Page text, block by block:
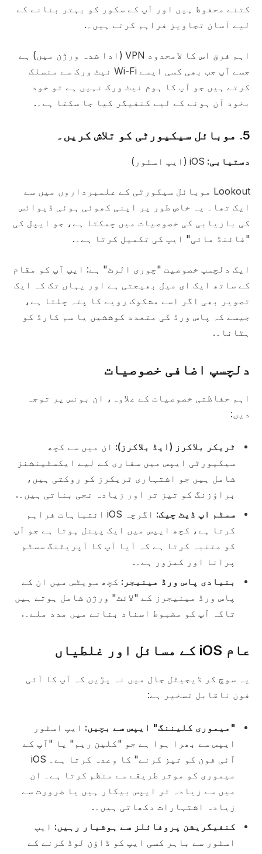
کتنے محفوظ ہیں اور آپ کے سکور کو بہتر بنانے کے
لیے آسان تجاویز فراہم کرتے ہیں۔.
اہم فرق اس کا لامحدود VPN (ادا شدہ ورژن میں) ہے
جسے آپ جب بھی کسی ایسے Wi-Fi نیٹ ورک سے منسلک
کرتے ہیں جو آپ کا ہوم نیٹ ورک نہیں ہے تو خود
بخود آن ہونے کے لیے کنفیگر کیا جا سکتا ہے۔.
5. موبائل سیکیورٹی کو تلاش کریں۔
دستیابی:
Lookout موبائل سیکورٹی کے علمبرداروں میں سے
ایک تھا۔ یہ خاص طور پر اپنی کھوئی ہوئی ڈیوائس
کی بازیابی کی خصوصیات میں چمکتا ہے، جو ایپل کی
"فائنڈ مائی" ایپ کی تکمیل کرتا ہے۔.
ایک دلچسپ خصوصیت "چوری الرٹ" ہے: ایپ آپ کو مقام
کے ساتھ ایک ای میل بھیجتی ہے اور یہاں تک کہ ایک
تصویر بھی اگر اسے مشکوک رویے کا پتہ چلتا ہے،
جیسے کہ پاس ورڈ کی متعدد کوششیں یا سم کارڈ کو
ہٹانا۔.
دلچسپ اضافی خصوصیات
اہم حفاظتی خصوصیات کے علاوہ، ان بونس پر توجہ
دیں:
ٹریکر بلاکرز (ایڈ بلاکرز): ان میں سے کچھ
سیکیورٹی ایپس میں سفاری کے لیے ایکسٹینشنز
شامل ہیں جو اشتہاری ٹریکرز کو روکتی ہیں،
براؤزنگ کو تیز تر اور زیادہ نجی بناتی ہیں۔.
سسٹم اپ ڈیٹ چیک:
اگرچہ iOS انتباہات فراہم
کرتا ہے، کچھ ایپس میں ایک پینل ہوتا ہے جو آپ
کو متنبہ کرتا ہے کہ آیا آپ کا آپریٹنگ سسٹم
پرانا اور کمزور ہے۔.
بنیادی پاس ورڈ مینیجر: کچھ سویٹس میں ان کے
پاس ورڈ مینیجرز کے "لائٹ" ورژن شامل ہوتے ہیں
تاکہ آپ کو مضبوط اسناد بنانے میں مدد ملے۔.
عام iOS کے مسائل اور غلطیاں
یہ سوچ کر ڈیجیٹل جال میں نہ پڑیں کہ آپ کا آئی
فون ناقابل تسخیر ہے:
"میموری کلیننگ" ایپس سے بچیں: ایپ اسٹور
ایپس سے بھرا ہوا ہے جو "کلین ریم" یا "آپ کے
آئی فون کو تیز کرنے" کا وعدہ کرتا ہے۔ iOS
میموری کو موثر طریقے سے منظم کرتا ہے۔ ان
میں سے زیادہ تر ایپس بیکار ہیں یا ضرورت سے
زیادہ اشتہارات دکھاتی ہیں۔.
کنفیگریشن پروفائلز سے ہوشیار رہیں: ایپ
اسٹور سے باہر کسی ایپ کو ڈاؤن لوڈ کرنے کے